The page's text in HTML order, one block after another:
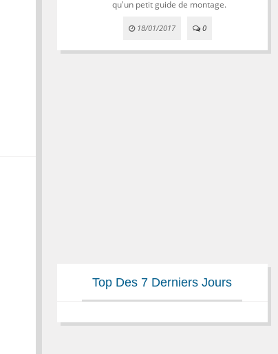
qu'un petit guide de montage.
18/01/2017 0
Top Des 7 Derniers Jours